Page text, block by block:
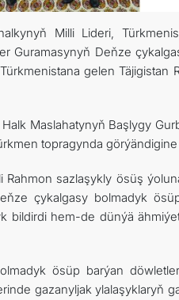
Milli Lideri,
Guramasynyň Deňze
gelen Täjigistan
Maslahatynyň Başlygy
topragynda
Rahmon sazlaşykly ösüş
çykalgasy bolmadyk
bildirdi hem-de dünýä
ösüp barýan
gazanyljak ylalaşyklaryň